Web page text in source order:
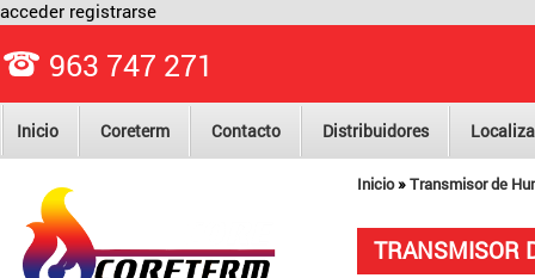
963 747 271
acceder registrarse
Inicio Coreterm Contacto Distribuidores
Inicio»Transmisor de
TRANSMISOR